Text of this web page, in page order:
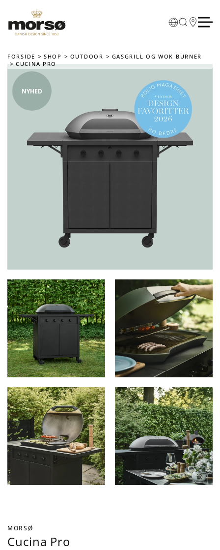
Skip to main content
FORSIDE SHOP OUTDOOR
GASGRILL OG WOK BURNER
CUCINA PRO
NYHED
MORSØ
Cucina Pro